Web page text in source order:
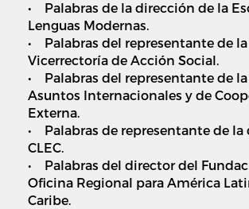
• Palabras de la dirección de la
Lenguas Modernas.
• Palabras del representante de la
Vicerrectoría de Acción Social.
• Palabras del representante de
Asuntos Internacionales y de
Externa.
• Palabras de representante de la
CLEC.
• Palabras del director del
Oficina Regional para América
Caribe.